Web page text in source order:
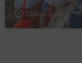
5 Agosto 2026